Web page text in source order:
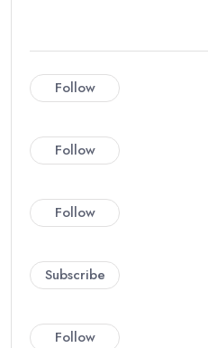
Follow
Follow
Follow
Subscribe
Follow